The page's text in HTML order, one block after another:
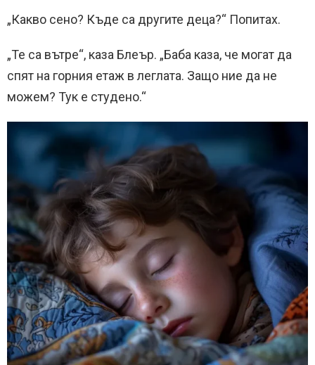
„Какво сено? Къде са другите деца?“ Попитах.
„Те са вътре“, каза Блеър. „Баба каза, че могат да
спят на горния етаж в леглата. Защо ние да не
можем? Тук е студено.“